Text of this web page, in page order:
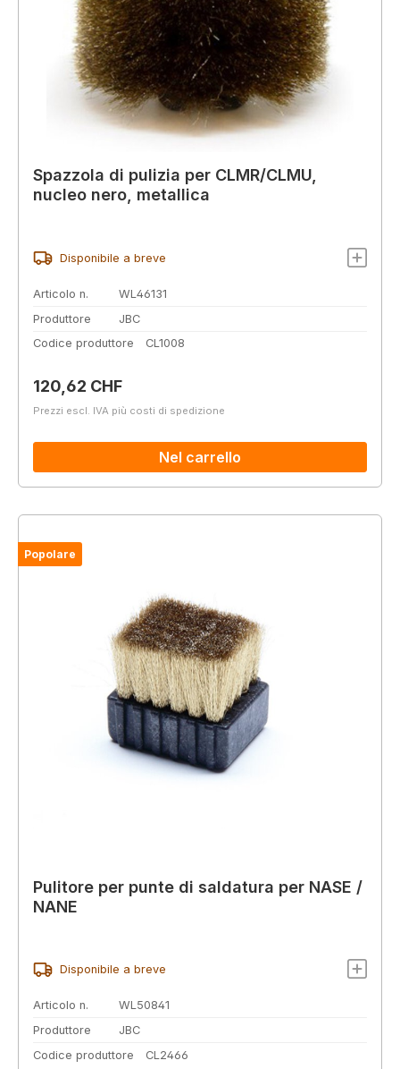
Spazzola di pulizia per CLMR/CLMU,
nucleo nero, metallica
Disponibile a breve
Articolo n.
WL46131
Produttore
JBC
Codice produttore
CL1008
Prezzo normale:
120,62 CHF
Prezzi escl. IVA più costi di spedizione
Nel carrello
Popolare
Pulitore per punte di saldatura per NASE /
NANE
Disponibile a breve
Articolo n.
WL50841
Produttore
JBC
Codice produttore
CL2466